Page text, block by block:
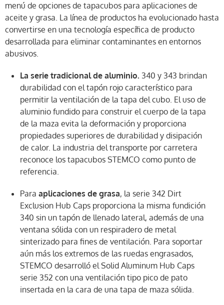
menú de opciones de tapacubos para aplicaciones de
aceite y grasa. La línea de productos ha evolucionado hasta
convertirse en una tecnología específica de producto
desarrollada para eliminar contaminantes en entornos
abusivos.
La serie tradicional de aluminio. 340 y 343 brindan
durabilidad con el tapón rojo característico para
permitir la ventilación de la tapa del cubo. El uso de
aluminio fundido para construir el cuerpo de la tapa
de la maza evita la deformación y proporciona
propiedades superiores de durabilidad y disipación
de calor. La industria del transporte por carretera
reconoce los tapacubos STEMCO como punto de
referencia.
Para aplicaciones de grasa, la serie 342 Dirt
Exclusion Hub Caps proporciona la misma fundición
340 sin un tapón de llenado lateral, además de una
ventana sólida con un respiradero de metal
sinterizado para fines de ventilación. Para soportar
aún más los extremos de las ruedas engrasados,
STEMCO desarrolló el Solid Aluminum Hub Caps
serie 352 con una ventilación tipo pico de pato
insertada en la cara de una tapa de maza sólida.